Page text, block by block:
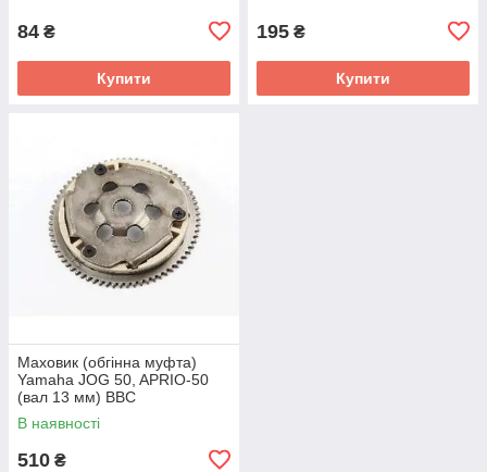
84 ₴
Купити
195 ₴
Купити
Маховик (обгінна муфта)
Yamaha JOG 50, APRIO-50
(вал 13 мм) BBC
В наявності
510 ₴